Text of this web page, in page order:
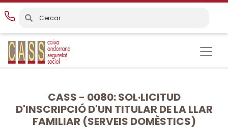
Vés
al
contingut
CASS - 0080: SOL·LICITUD
D'INSCRIPCIÓ D'UN TITULAR DE LA LLAR
FAMILIAR (SERVEIS DOMÈSTICS)